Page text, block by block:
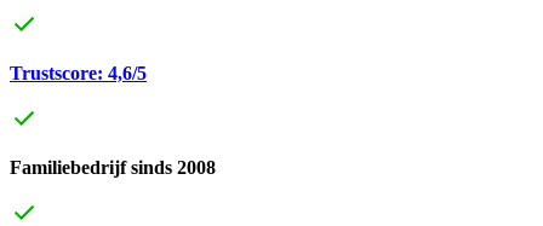
Trustscore: 4,6/5
Familiebedrijf sinds 2008